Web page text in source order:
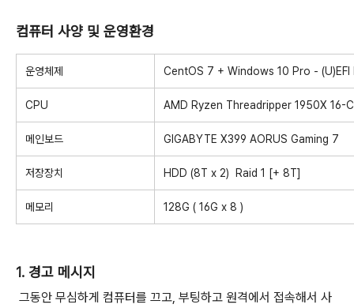
컴퓨터 사양 및 운영환경
운영체제 CentOS 7 + Windows 10 Pro -
CPU AMD Ryzen Threadripper 1950X 16-
메인보드 GIGABYTE X399 AORUS Gaming 7
저장장치 HDD (8T x 2) Raid 1 [+ 8T]
메모리 128G ( 16G x 8 )
1. 경고 메시지
그동안 무심하게 컴퓨터를 끄고, 부팅하고 원격에서 접속해서 사